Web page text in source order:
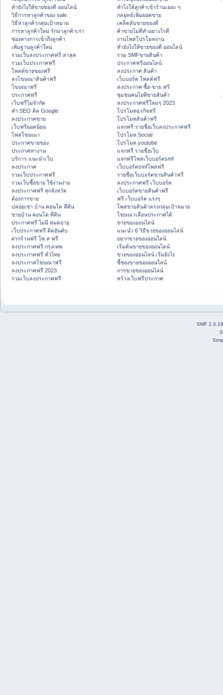
ทํายังไงให้ขายของดี ออนไลน์
วิธีการหาลูกค้าของ sale
วิธีหาลูกค้ากลุ่มเป้าหมาย
การหาลูกค้าใหม่ รักษาลูกค้าเก่า
ช่องทางการเข้าถึงลูกค้า
เพิ่มฐานลูกค้าใหม่
รวมเว็บลงประกาศฟรี ล่าสุด
รวมเว็บประกาศฟรี
โพสต์ขายของฟรี
ลงโฆษณาสินค้าฟรี
โฆษณาฟรี
ประกาศฟรี
เว็บฟรีไม่จำกัด
ทำ SEO ติด Google
ลงประกาศขาย
เว็บฟรียอดนิยม
โพสโฆษณา
ประกาศขายของ
ประกาศหางาน
บริการ แนะนำเว็บ
ลงประกาศ
รวมเว็บประกาศฟรี
รวมเว็บซื้อขาย ใช้งานง่าย
ลงประกาศฟรี ทุกจังหวัด
ต้องการขาย
ปล่อยเช่า บ้าน คอนโด ที่ดิน
ขายบ้าน คอนโด ที่ดิน
ประกาศฟรี ไม่มี หมดอายุ
เว็บประกาศฟรี ติดอันดับ
ฝากร้านฟรี โพ ส ฟรี
ลงประกาศฟรี กรุงเทพ
ลงประกาศฟรี ทั่วไทย
ลงประกาศโฆษณาฟรี
ลงประกาศฟรี 2023
รวมเว็บลงประกาศฟรี
ทําไงให้ลูกค้าเข้าร้านเยอะ ๆ
กลยุทธ์เพิ่มยอดขาย
เคล็ดลับขายของดี
ค้าขายไม่ดีทำอย่างไรดี
งานโพสโปรโมทงาน
ทํายังไงให้ขายของดี ออนไลน์
รวม SMFขายสินค้า
ประกาศฟรีออนไลน์
ลงประกาศ สินค้า
เว็บบอร์ด โพสต์ฟรี
ลงประกาศ ซื้อ-ขาย ฟรี
ชุมชนคนไอทีขายสินค้า
ลงประกาศฟรีใหม่ๆ 2023
โปรโมทธุรกิจฟรี
โปรโมทสินค้าฟรี
แจกฟรี รายชื่อเว็บลงประกาศฟรี
โปรโมท Social
โปรโมท youtube
แจกฟรี รายชื่อเว็บ
แจกฟรีโพสเว็บบอร์ดsmf
เว็บบอร์ดsmfโพสฟรี
รายชื่อเว็บบอร์ดขายสินค้าฟรี
ลงประกาศฟรี เว็บบอร์ด
เว็บบอร์ดขายสินค้าฟรี
ฟรี เว็บบอร์ด แรงๆ
โพสขายสินค้าตรงกลุ่มเป้าหมาย
โฆษณาเลื่อนประกาศได้
ขายของออนไลน์
แนะนำ 6 วิธีขายของออนไลน์
อยากขายของออนไลน์
เริ่มต้นขายของออนไลน์
ขายของออนไลน์ เริ่มยังไง
ชี้ช่องขายของออนไลน์
การขายของออนไลน์
สร้างเว็บฟรีประกาศ
SMF 2.0.18